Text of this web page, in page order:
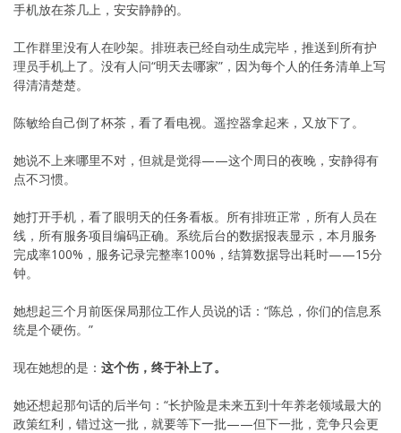
手机放在茶几上，安安静静的。
工作群里没有人在吵架。排班表已经自动生成完毕，推送到所有护
理员手机上了。没有人问“明天去哪家”，因为每个人的任务清单上写
得清清楚楚。
陈敏给自己倒了杯茶，看了看电视。遥控器拿起来，又放下了。
她说不上来哪里不对，但就是觉得——这个周日的夜晚，安静得有
点不习惯。
她打开手机，看了眼明天的任务看板。所有排班正常，所有人员在
线，所有服务项目编码正确。系统后台的数据报表显示，本月服务
完成率100%，服务记录完整率100%，结算数据导出耗时——15分
钟。
她想起三个月前医保局那位工作人员说的话：“陈总，你们的信息系
统是个硬伤。”
现在她想的是： 这个伤，终于补上了。
她还想起那句话的后半句：“长护险是未来五到十年养老领域最大的
政策红利，错过这一批，就要等下一批——但下一批，竞争只会更